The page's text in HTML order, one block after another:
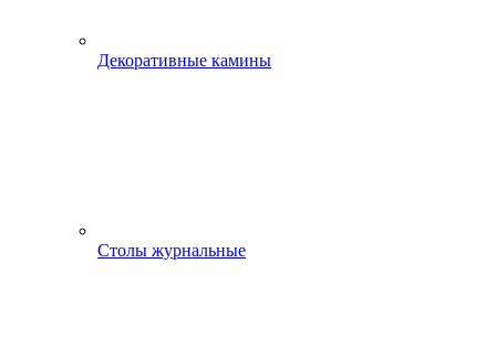
Декоративные камины
Столы журнальные